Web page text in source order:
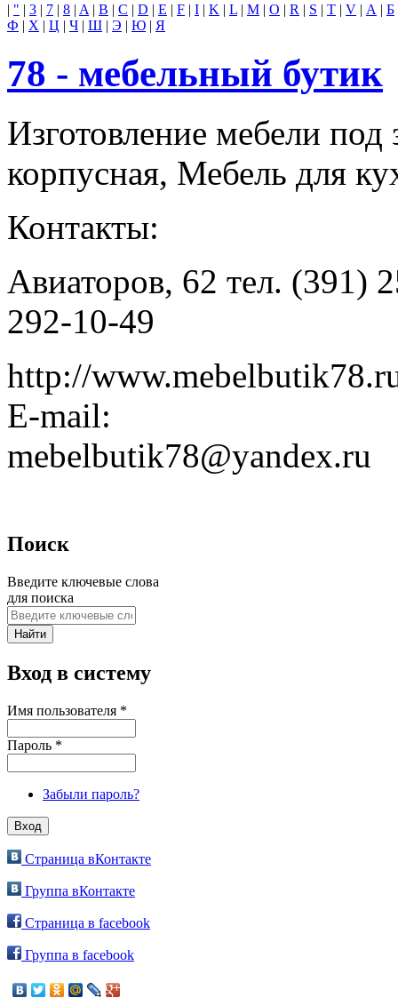
| " | 3 | 7 | 8 | A | B | C | D | E | F | I | K | L | M | O | R | S | T | V | А | Б
Ф | Х | Ц | Ч | Ш | Э | Ю | Я
78 - мебельный бутик
Изготовление мебели под
корпусная, Мебель для
Контакты:
Авиаторов, 62 тел. (391)
292-10-49
http://
E-mail:
mebelbutik78@yandex.ru
Поиск
Введите ключевые слова
для поиска
Вход в систему
Имя пользователя *
Пароль *
Забыли пароль?
Страница вКонтакте
Группа вКонтакте
Страница в facebook
Группа в facebook